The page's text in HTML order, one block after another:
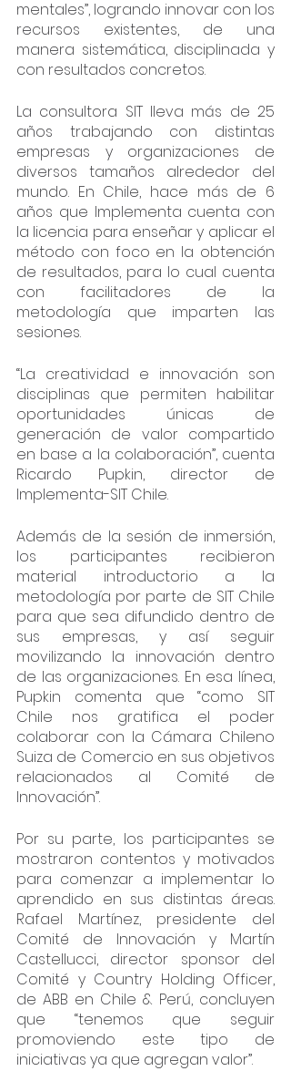
mentales”, logrando innovar con los
recursos existentes, de una
manera sistemática, disciplinada y
con resultados concretos.
La consultora SIT lleva más de 25
años trabajando con distintas
empresas y organizaciones de
diversos tamaños alrededor del
mundo. En Chile, hace más de 6
años que Implementa cuenta con
la licencia para enseñar y aplicar el
método con foco en la obtención
de resultados, para lo cual cuenta
con facilitadores de la
metodología que imparten las
sesiones.
“La creatividad e innovación son
disciplinas que permiten habilitar
oportunidades únicas de
generación de valor compartido
en base a la colaboración”, cuenta
Ricardo Pupkin, director de
Implementa-SIT Chile.
Además de la sesión de inmersión,
los participantes recibieron
material introductorio a la
metodología por parte de SIT Chile
para que sea difundido dentro de
sus empresas, y así seguir
movilizando la innovación dentro
de las organizaciones. En esa línea,
Pupkin comenta que “como SIT
Chile nos gratifica el poder
colaborar con la Cámara Chileno
Suiza de Comercio en sus objetivos
relacionados al Comité de
Innovación”.
Por su parte, los participantes se
mostraron contentos y motivados
para comenzar a implementar lo
aprendido en sus distintas áreas.
Rafael Martínez, presidente del
Comité de Innovación y Martín
Castellucci, director sponsor del
Comité y Country Holding Officer,
de ABB en Chile & Perú, concluyen
que “tenemos que seguir
promoviendo este tipo de
iniciativas ya que agregan valor”.